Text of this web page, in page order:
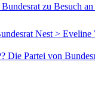
zu Besuch
Nest >
Die Partei von